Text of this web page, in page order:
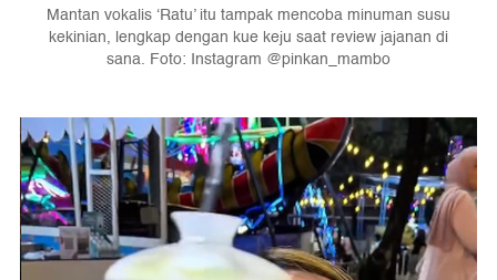
Mantan vokalis ‘Ratu’ itu tampak mencoba minuman susu
kekinian, lengkap dengan kue keju saat review jajanan di
sana. Foto: Instagram @pinkan_mambo